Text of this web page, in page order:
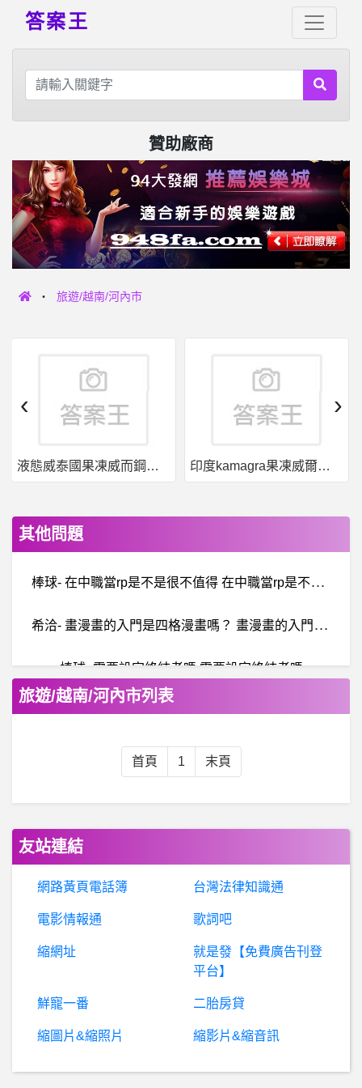
答案王
贊助廠商
旅遊/越南/河內市
液態威泰國果凍威而鋼哪裡買 印度kamagra果凍威爾剛用於治療男性勃起功能障礙
‹ ›
其他問題
棒
球- 在中職當rp是不是很不值得 在中職當rp是不是很不值得
希
洽- 畫漫畫的入門是四格漫畫嗎？ 畫漫畫的入門是四格漫畫嗎？
棒球- 需要設定終結者嗎 需要設定終結者嗎
希
洽-逆A鋼彈當初去屠所有其他紀元的鋼彈怎麼屠 逆A鋼彈當初去屠所有其他紀元的鋼彈怎麼屠
棒球- 鋼龍最近怎麼了？ 鋼龍最近怎麼了？
股票- 股市是不是有黑手 股市是不是有黑手
知識奧秘- 不閉環生命在演化中被大自然不斷的刪除
旅遊/越南/河內市列表
首頁 1 末頁
友站連結
網路黃頁電話簿 台灣法律知識通
電影情報通 歌詞吧
縮網址
就是發【免費廣告刊登
平台】
鮮寵一番 二胎房貸
縮圖片&縮照片 縮影片&縮音訊